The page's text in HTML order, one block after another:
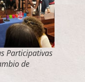
Participativas
de